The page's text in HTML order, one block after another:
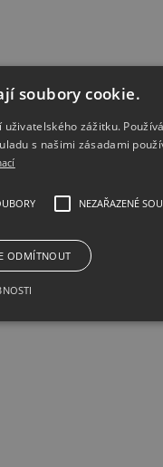
soubory cookie.
zážitku.
s našimi zásadami
NEZAŘAZENÉ
ODMÍTNOUT